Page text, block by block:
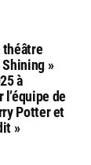
théâtre
»
à
l’équipe de
Potter et
»